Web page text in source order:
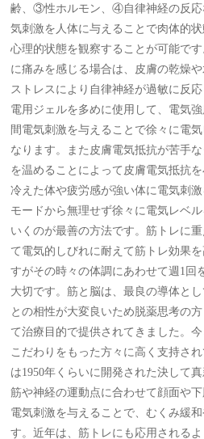
齢、③性ホルモン、④自律神経の反応
気刺激を人体に与えることで肉体的
心理的状態を観察することが可能で
に痛みを感じる場合は、皮膚の乾燥
ストレスにより自律神経が過敏に反
電用ジェルを多めに使用して、電気
間電気刺激を与えることで徐々に電
なります。また皮膚電気抵抗が苦手
を温めることによって皮膚電気抵抗
冷えた体や疲労感が強い体に電気刺
モードから無理せず徐々に電気レベ
いくのが最善の方法です。筋トレに
て電気的しびれに耐えて筋トレ効果
すがその時々の体調にあわせて週1回
大切です。筋と脳は、最良の導体と
との相性が大変良いため脱薬思考の
て治療目的で提供されてきました。
こだわりをもった方々に高く支持さ
は1950年くらいに開発された決して
筋や神経の運動点に合わせて顔面や
電気刺激を与えることで、むくみ緩
す。近年は、筋トレにも応用される